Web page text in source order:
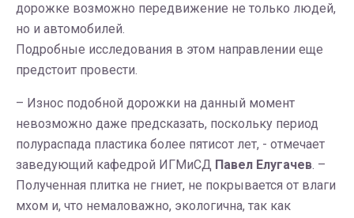
дорожке возможно передвижение не только людей,
но и автомобилей.
Подробные исследования в этом направлении еще
предстоит провести.
– Износ подобной дорожки на данный момент
невозможно даже предсказать, поскольку период
полураспада пластика более пятисот лет, - отмечает
заведующий кафедрой ИГМиСД Павел Елугачев. –
Полученная плитка не гниет, не покрывается от влаги
мхом и, что немаловажно, экологична, так как